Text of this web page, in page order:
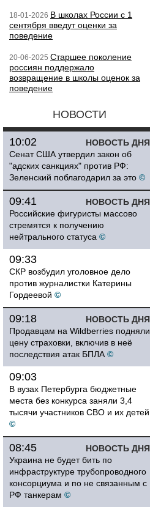
18-01-2026 В школах России с 1
сентября введут оценки за
поведение
20-06-2025 Старшее поколение
россиян поддержало
возвращение в школы оценок за
поведение
НОВОСТИ
НОВОСТЬ ДНЯ
10:02
Сенат США утвердил закон об
"адских санкциях" против РФ:
Зеленский поблагодарил за это ©
НОВОСТЬ ДНЯ
09:41
Российские фигуристы массово
стремятся к получению
нейтрального статуса ©
09:33
СКР возбудил уголовное дело
против журналистки Катерины
Гордеевой ©
НОВОСТЬ ДНЯ
09:18
Продавцам на Wildberries подняли
цену страховки, включив в неё
последствия атак БПЛА ©
09:03
В вузах Петербурга бюджетные
места без конкурса заняли 3,4
тысячи участников СВО и их детей
©
НОВОСТЬ ДНЯ
08:45
Украина не будет бить по
инфраструктуре трубопроводного
консорциума и по не связанным с
РФ танкерам ©